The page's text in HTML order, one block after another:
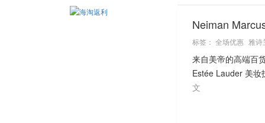
Neiman
标签： 全场优惠 雅诗
来自美帝的高端百
Estée Lauder 美妆
文